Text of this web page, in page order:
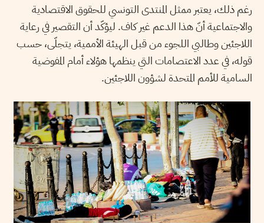
رغم ذلك، يعتبر ممثل المنتدى التونسي للحقوق الاقتصادية
والاجتماعية أنّ هذا الدعم غير كاف. ليؤكّد أن التقصير في رعاية
اللاجئين وطالبي اللجوء من قبل الهيئة الأممية، يتجلّى، حسب
قوله، في عدد الاعتصامات التي ينظمها هؤلاء أمام المفوضية
السامية للأمم المتحدة لشؤون اللاجئين.